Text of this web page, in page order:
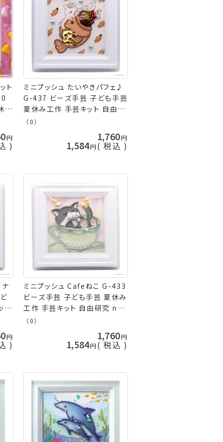
ト
み
ミニプッシュ たいやきパフェ♪
G-437 ビーズ手芸 子ども手芸
夏休み工作 手芸キット 自由研
究 nsk 手芸の山久
（0）
1,760
1,584 税込
ト
ミニプッシュ Cafeねこ G-433
ビーズ手芸 子ども手芸 夏休み
工作 手芸キット 自由研究 nsk
手芸の山久
（0）
1,760
1,584 税込